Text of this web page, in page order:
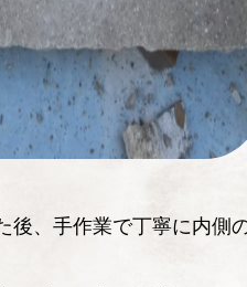
後、手作業で丁寧に内側